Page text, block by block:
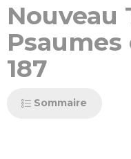
Nouveau
Psaumes
187
Sommaire